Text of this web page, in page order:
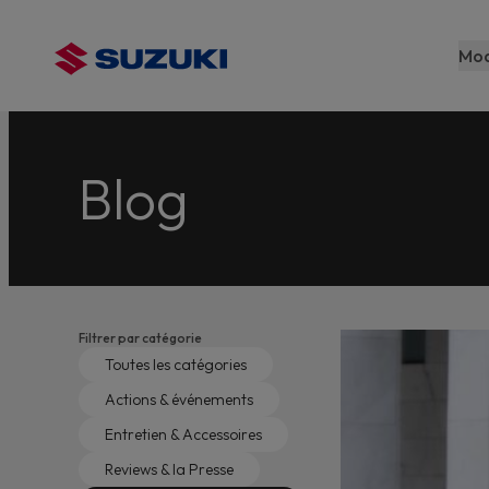
principal
Blog
Filtrer par catégorie
Toutes les catégories
Actions & événements
Entretien & Accessoires
Reviews & la Presse